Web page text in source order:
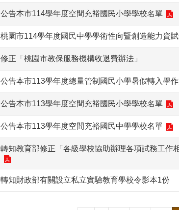
公告本市114學年度空間充裕國民小學學校名單
桃園市114學年度國民中學學術性向暨創造能力資
修正「桃園市教保服務機構收退費辦法」
公告本市113學年度總量管制國民小學暑假轉入學
公告本市113學年度空間充裕國民小學學校名單
公告本市113學年度空間充裕國民中學學校名單
轉知教育部修正「各級學校協助辦理各項試務工作
轉知財政部有關設立私立實驗教育學校令影本1份